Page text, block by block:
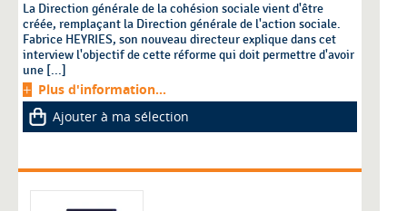
La Direction générale de la cohésion sociale vient d'être
créée, remplaçant la Direction générale de l'action sociale.
Fabrice HEYRIES, son nouveau directeur explique dans cet
interview l'objectif de cette réforme qui doit permettre d'avoir
une [...]
Plus d'information...
Ajouter à ma sélection